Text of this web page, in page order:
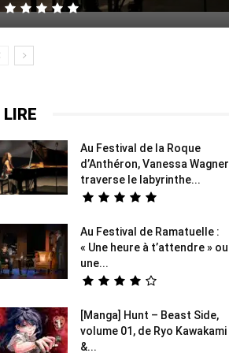
Au Festival de la Roque
d’Anthéron, Vanessa Wagner
traverse le labyrinthe...
Au Festival de Ramatuelle :
« Une heure à t’attendre » ou
une...
[Manga] Hunt – Beast Side,
volume 01, de Ryo Kawakami
&...